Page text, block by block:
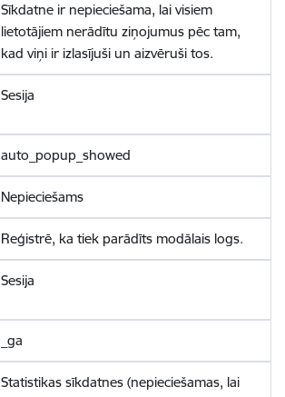
Sīkdatne ir nepieciešama, lai visiem
lietotājiem nerādītu ziņojumus pēc tam,
kad viņi ir izlasījuši un aizvēruši tos.
Sesija
auto_popup_showed
Nepieciešams
Reģistrē, ka tiek parādīts modālais logs.
Sesija
_ga
Statistikas sīkdatnes (nepieciešamas, lai